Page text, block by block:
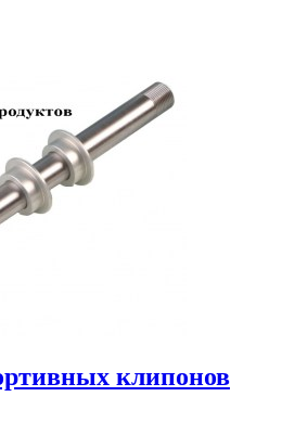
клипонов